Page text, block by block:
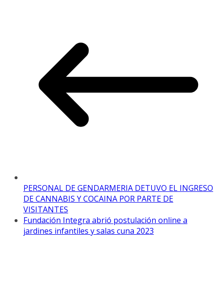
PERSONAL DE GENDARMERIA DETUVO EL INGRESO
DE CANNABIS Y COCAINA POR PARTE DE
VISITANTES
Fundación Integra abrió postulación online a
jardines infantiles y salas cuna 2023